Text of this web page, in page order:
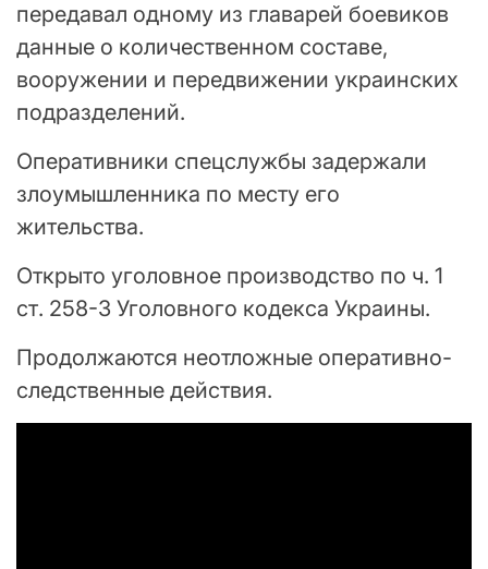
передавал одному из главарей боевиков
данные о количественном составе,
вооружении и передвижении украинских
подразделений.
Оперативники спецслужбы задержали
злоумышленника по месту его
жительства.
Открыто уголовное производство по ч. 1
ст. 258-3 Уголовного кодекса Украины.
Продолжаются неотложные оперативно-
следственные действия.